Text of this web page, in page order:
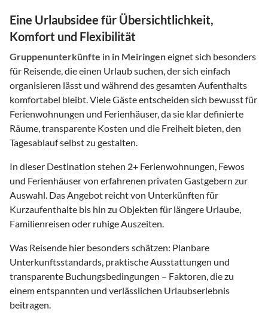
Eine Urlaubsidee für Übersichtlichkeit,
Komfort und Flexibilität
Gruppenunterkünfte in in Meiringeneignet sich besonders
für Reisende, die einen Urlaub suchen, der sich einfach
organisieren lässt und während des gesamten Aufenthalts
komfortabel bleibt. Viele Gäste entscheiden sich bewusst für
Ferienwohnungen und Ferienhäuser, da sie klar definierte
Räume, transparente Kosten und die Freiheit bieten, den
Tagesablauf selbst zu gestalten.
In dieser Destination stehen 2+ Ferienwohnungen, Fewos
und Ferienhäuser von erfahrenen privaten Gastgebern zur
Auswahl. Das Angebot reicht von Unterkünften für
Kurzaufenthalte bis hin zu Objekten für längere Urlaube,
Familienreisen oder ruhige Auszeiten.
Was Reisende hier besonders schätzen: Planbare
Unterkunftsstandards, praktische Ausstattungen und
transparente Buchungsbedingungen – Faktoren, die zu
einem entspannten und verlässlichen Urlaubserlebnis
beitragen.